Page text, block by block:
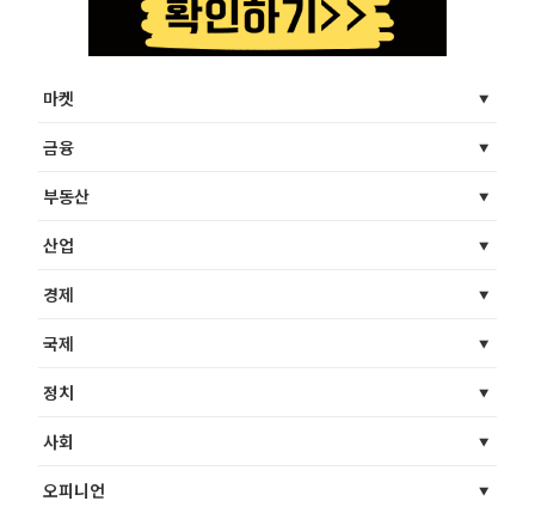
마켓
금융
부동산
산업
경제
국제
정치
사회
오피니언